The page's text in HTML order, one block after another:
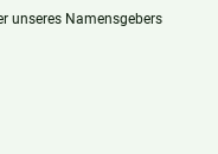
unseres Namensgebers